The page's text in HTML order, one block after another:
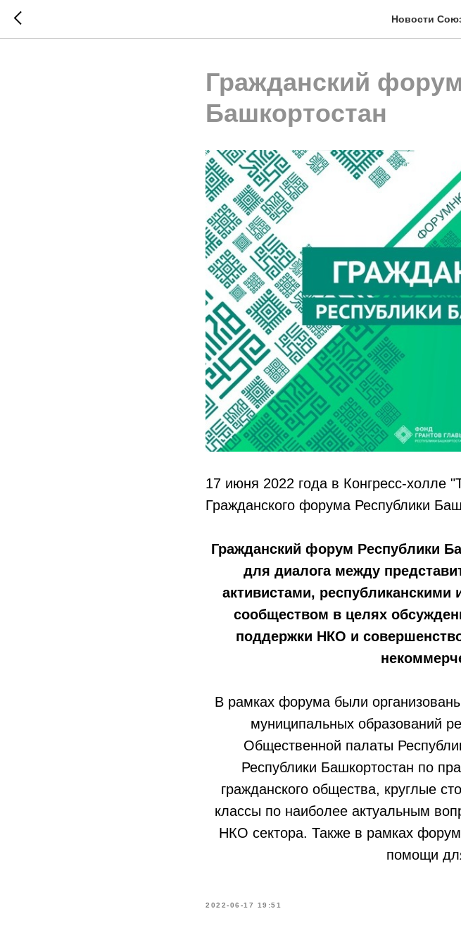
Новости
Гражданский
Башкортостан
17 июня 2022 года в Конгресс-холле
Гражданского форума Республики
Гражданский форум Республики
для диалога между
активистами,
сообществом в целях
поддержки НКО и
В рамках форума были
муниципальных образований
Общественной палаты
Республики Башкортостан по
гражданского общества, круглые
классы по наиболее актуальным
НКО сектора. Также в рамках
помощи
2022-06-17 19:51